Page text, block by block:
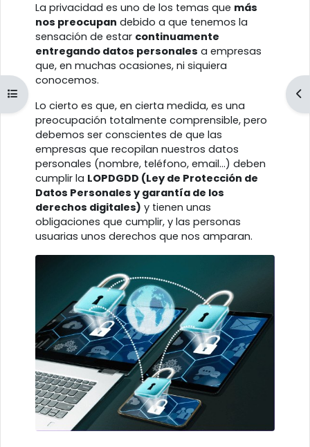
Abrir índice del curso
La privacidad es uno de los temas que más
nos preocupan debido a que tenemos la
sensación de estar continuamente
entregando datos personales a empresas
que, en muchas ocasiones, ni siquiera
conocemos.
Lo cierto es que, en cierta medida, es una
preocupación totalmente comprensible, pero
debemos ser conscientes de que las
empresas que recopilan nuestros datos
personales (nombre, teléfono, email...) deben
cumplir la LOPDGDD (Ley de Protección de
Datos Personales y garantía de los
derechos digitales) y tienen unas
obligaciones que cumplir, y las personas
usuarias unos derechos que nos amparan.